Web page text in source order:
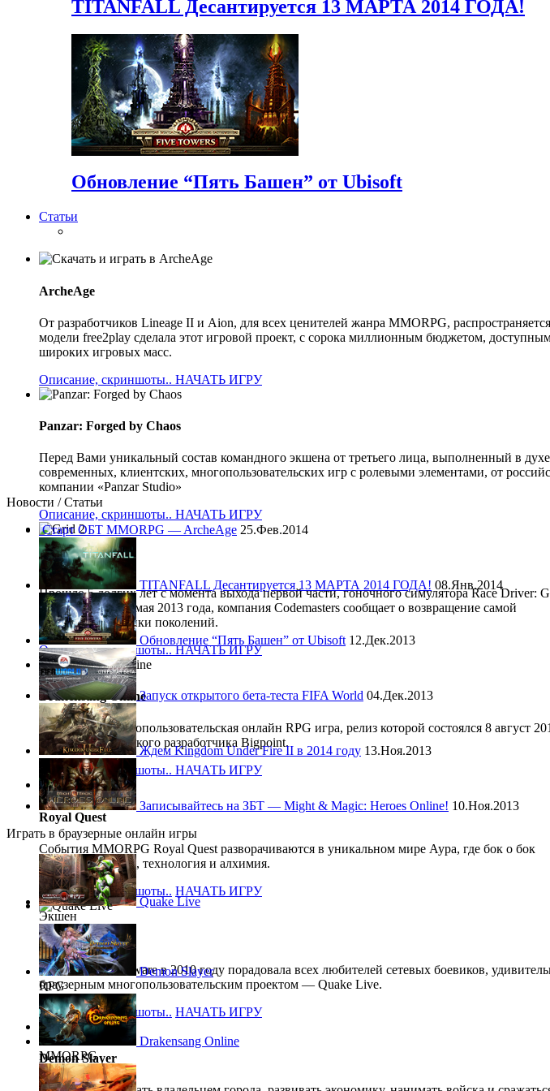
TITANFALL Десантируется 13 МАРТА 2014 ГОДА!
Обновление “Пять Башен” от Ubisoft
Статьи
ArcheAge
От разработчиков Lineage II и Aion, для всех ценителей жанра MMORPG,
модели free2play сделала этот игровой проект, с сорока миллионным бюджетом,
широких игровых масс.
Описание, скриншоты.. НАЧАТЬ ИГРУ
Panzar: Forged by Chaos
Перед Вами уникальный состав командного экшена от третьего лица, выполненный в духе
современных, клиентских, многопользовательских игр с ролевыми элементами, от
компании «Panzar Studio»
Описание, скриншоты.. НАЧАТЬ ИГРУ
Grid 2
Прошло 5 долгих лет с момента выхода первой части, гоночного симулятора Race Driver:
(GRID), и вот 28 мая 2013 года, компания Codemasters сообщает о возвращение самой
сумасшедшей гонки поколений.
Описание, скриншоты..НАЧАТЬ ИГРУ
Drakensang Online
Бесплатная, многопользовательская онлайн RPG игра, релиз которой состоялся 8 август
года, от европейского разработчика Bigpoint.
Описание, скриншоты.. НАЧАТЬ ИГРУ
Royal Quest
События MMORPG Royal Quest разворачиваются в уникальном мире Аура, где бок о бок
уживаются магия, технология и алхимия.
Описание, скриншоты.. НАЧАТЬ ИГРУ
Quake Live
Компания id Software в 2010 году порадовала всех любителей сетевых боевиков,
браузерным многопользовательским проектом — Quake Live.
Описание, скриншоты.. НАЧАТЬ ИГРУ
Demon Slayer
Новости / Статьи
Старт ОБТ MMORPG — ArcheAge 25.Фев.2014
TITANFALL Десантируется 13 МАРТА 2014 ГОДА! 08.Янв.2014
Обновление “Пять Башен” от Ubisoft 12.Дек.2013
Запуск открытого бета-теста FIFA World 04.Дек.2013
Ждем Kingdom Under Fire II в 2014 году 13.Ноя.2013
Записывайтесь на ЗБТ — Might & Magic: Heroes Online! 10.Ноя.2013
Играть в браузерные онлайн игры
Quake Live
Экшен
Demon Slayer
RPG
Drakensang Online
MMORPG